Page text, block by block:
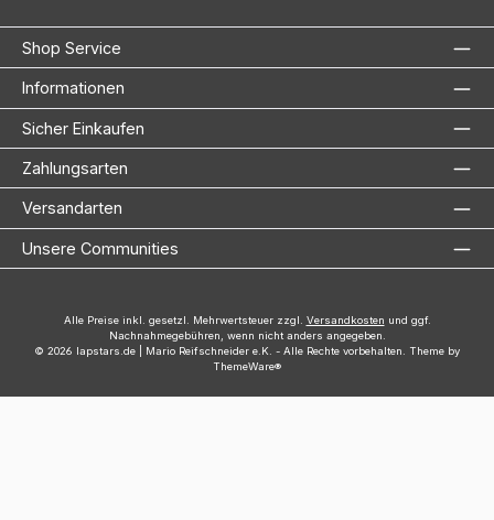
Shop Service
Informationen
Sicher Einkaufen
Zahlungsarten
Versandarten
Unsere Communities
Alle Preise inkl. gesetzl. Mehrwertsteuer zzgl. Versandkosten und ggf.
Nachnahmegebühren, wenn nicht anders angegeben.
© 2026 lapstars.de | Mario Reifschneider e.K. - Alle Rechte vorbehalten. Theme by
ThemeWare®